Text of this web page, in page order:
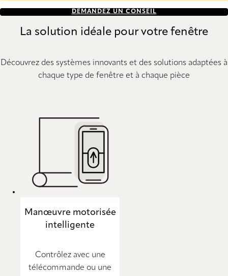
DEMANDEZ UN CONSEIL
La solution idéale pour votre fenêtre
Découvrez des systèmes innovants et des solutions adaptées à
chaque type de fenêtre et à chaque pièce
Manœuvre motorisée
intelligente
Contrôlez avec une
télécommande ou une